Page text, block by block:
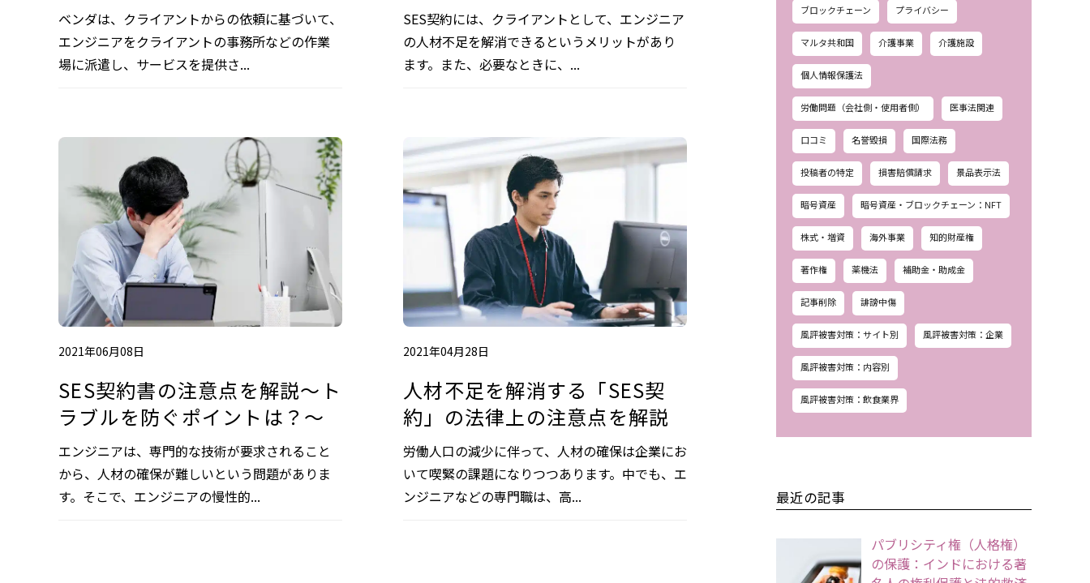
ベンダは、クライアントからの依頼に基づいて、
エンジニアをクライアントの事務所などの作業
場に派遣し、サービスを提供さ...
SES契約には、クライアントとして、エンジニア
の人材不足を解消できるというメリットがあり
ます。また、必要なときに、...
2021年06月08日
SES契約書の注意点を解説～ト
ラブルを防ぐポイントは？～
エンジニアは、専門的な技術が要求されること
から、人材の確保が難しいという問題がありま
す。そこで、エンジニアの慢性的...
2021年04月28日
人材不足を解消する「SES契
約」の法律上の注意点を解説
労働人口の減少に伴って、人材の確保は企業にお
いて喫緊の課題になりつつあります。中でも、エ
ンジニアなどの専門職は、高...
ブロックチェーン プライバシー
マルタ共和国 介護事業 介護施設
個人情報保護法
労働問題（会社側・使用者側） 医事法関連
口コミ 名誉毀損 国際法務
投稿者の特定 損害賠償請求 景品表示法
暗号資産 暗号資産・ブロックチェーン：NFT
株式・増資 海外事業 知的財産権
著作権 薬機法 補助金・助成金
記事削除 誹謗中傷
風評被害対策：サイト別 風評被害対策：企業
風評被害対策：内容別
風評被害対策：飲食業界
最近の記事
パブリシティ権（人格権）
の保護：インドにおける著